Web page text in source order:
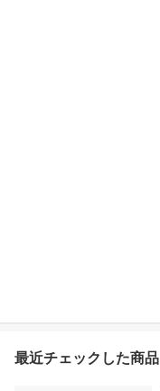
最近チェックした商品